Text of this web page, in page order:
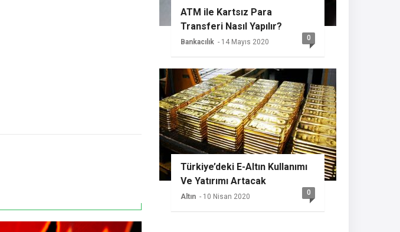
ATM ile Kartsız Para
Transferi Nasıl Yapılır?
Bankacılık - 14 Mayıs 2020 0
Türkiye’deki E-Altın Kullanımı
Ve Yatırımı Artacak
Altın - 10 Nisan 2020 0